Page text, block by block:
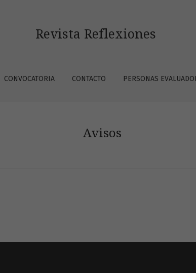
Revista Reflexiones
CONVOCATORIA CONTACTO PERSONAS
Avisos